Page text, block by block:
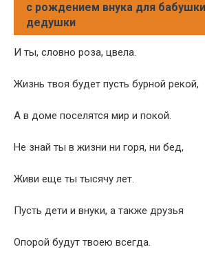
с рождением внука для
дедушки
И ты, словно роза, цвела.
Жизнь твоя будет пусть бурной рекой,
А в доме поселятся мир и покой.
Не знай ты в жизни ни горя, ни бед,
Живи еще ты тысячу лет.
Пусть дети и внуки, а также друзья
Опорой будут твоею всегда.